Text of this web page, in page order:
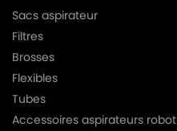
MIELE
MIELE ALUMAGIC
MIELE
MIELE
Sacs aspirateur
Filtres
Brosses
Flexibles
Tubes
Accessoires aspirateurs robot